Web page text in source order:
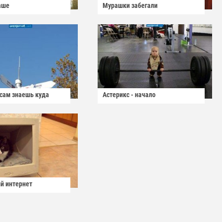
Мурашки забегали
знаешь куда Астерикс - начало
интернет